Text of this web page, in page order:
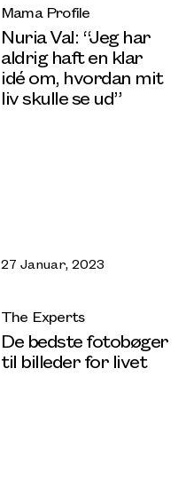
Mama Profile
Nuria Val: “Jeg har
aldrig haft en klar
idé om, hvordan mit
liv skulle se ud”
27 Januar, 2023
The Experts
De bedste fotobøger
til billeder for livet